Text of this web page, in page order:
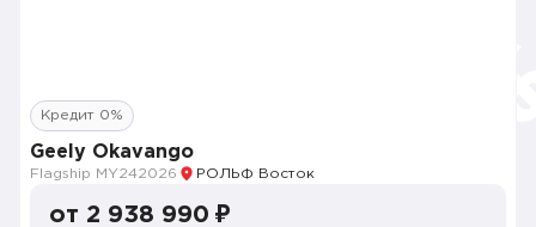
Кредит 0%
Geely Okavango
Flagship MY242026 РОЛЬФ Восток
от 2 938 990 ₽